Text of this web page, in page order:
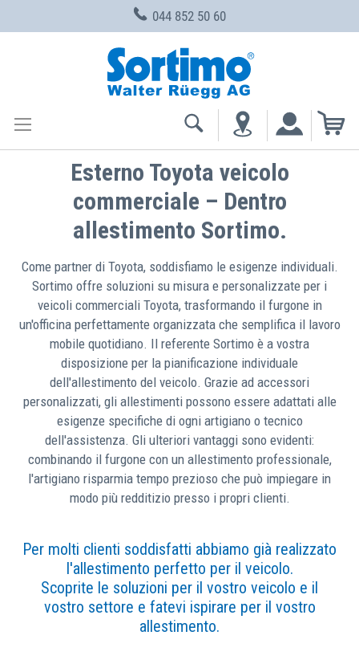
044 852 50 60
Esterno Toyota veicolo
commerciale – Dentro
allestimento Sortimo.
Come partner di Toyota, soddisfiamo le esigenze individuali.
Sortimo offre soluzioni su misura e personalizzate per i
veicoli commerciali Toyota, trasformando il furgone in
un'officina perfettamente organizzata che semplifica il lavoro
mobile quotidiano. Il referente Sortimo è a vostra
disposizione per la pianificazione individuale
dell'allestimento del veicolo. Grazie ad accessori
personalizzati, gli allestimenti possono essere adattati alle
esigenze specifiche di ogni artigiano o tecnico
dell'assistenza. Gli ulteriori vantaggi sono evidenti:
combinando il furgone con un allestimento professionale,
l'artigiano risparmia tempo prezioso che può impiegare in
modo più redditizio presso i propri clienti.
Per molti clienti soddisfatti abbiamo già realizzato
l'allestimento perfetto per il veicolo.
Scoprite le soluzioni per il vostro veicolo e il
vostro settore e fatevi ispirare per il vostro
allestimento.